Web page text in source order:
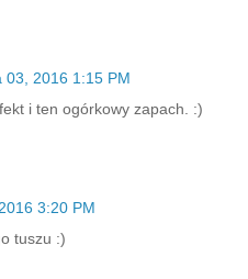
03, 2016 1:15 PM
i ten ogórkowy zapach. :)
3:20 PM
tuszu :)